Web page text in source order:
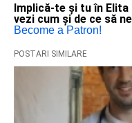
Implică-te și tu în
vezi cum și de ce să
Become a Patron!
POSTARI SIMILARE